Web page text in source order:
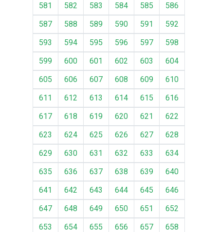
581
582 583 584 585
586
587
588 589 590 591
592
593
594 595 596 597
598
599
600 601 602 603
604
605
606 607 608 609
610
611
612 613 614 615
616
617
618 619 620 621
622
623
624 625 626 627
628
629
630 631 632 633
634
635
636 637 638 639
640
641
642 643 644 645
646
647
648 649 650 651
652
653
654 655 656 657
658